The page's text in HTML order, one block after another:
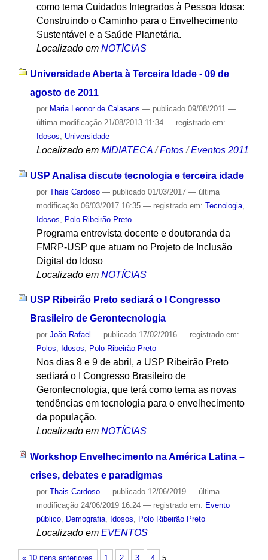
como tema Cuidados Integrados à Pessoa Idosa:
Construindo o Caminho para o Envelhecimento
Sustentável e a Saúde Planetária.
Localizado em NOTÍCIAS
Universidade Aberta à Terceira Idade - 09 de
agosto de 2011
por Maria Leonor de Calasans — publicado09/08/2011 —
última modificação21/08/2013 11:34 — registrado em:
Idosos, Universidade
Localizado em MIDIATECA /Fotos /Eventos 2011
USP Analisa discute tecnologia e terceira idade
por Thais Cardoso — publicado01/03/2017 — última
modificação06/03/2017 16:35 — registrado em: Tecnologia,
Idosos
Polo Ribeirão Preto
Programa entrevista docente e doutoranda da
FMRP-USP que atuam no Projeto de Inclusão
Digital do Idoso
Localizado em NOTÍCIAS
USP Ribeirão Preto sediará o I Congresso
Brasileiro de Gerontecnologia
por João Rafael — publicado17/02/2016 — registrado em:
Polos, Idosos, Polo Ribeirão Preto
Nos dias 8 e 9 de abril, a USP Ribeirão Preto
sediará o I Congresso Brasileiro de
Gerontecnologia, que terá como tema as novas
tendências em tecnologia para o envelhecimento
da população.
Localizado em NOTÍCIAS
Workshop Envelhecimento na América Latina –
crises, debates e paradigmas
por Thais Cardoso — publicado12/06/2019 — última
modificação24/06/2019 16:24 — registrado em: Evento
público, Demografia, Idosos, Polo Ribeirão Preto
Localizado em EVENTOS